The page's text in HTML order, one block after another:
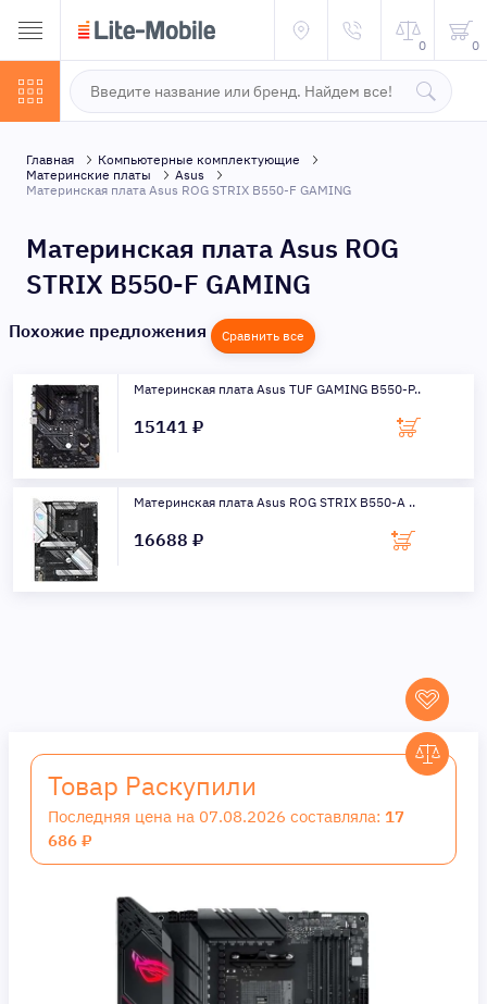
0 0
Главная
Компьютерные комплектующие
Материнские платы
Asus
Материнская плата Asus ROG STRIX B550-F GAMING
Материнская плата Asus ROG
STRIX B550-F GAMING
Похожие предложения Сравнить все
Материнская плата Asus TUF GAMING B550-P..
15141 ₽
Материнская плата Asus ROG STRIX B550-A ..
16688 ₽
Товар Раскупили
Последняя цена на 07.08.2026 составляла: 17
686 ₽